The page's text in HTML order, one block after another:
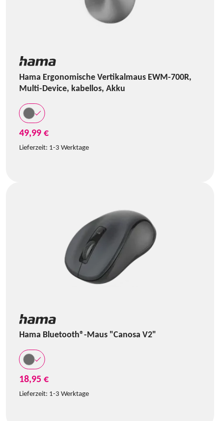
Hama Ergonomische Vertikalmaus EWM-700R,
Multi-Device, kabellos, Akku
49,99 €
Lieferzeit: 1-3 Werktage
Hama Bluetooth®-Maus "Canosa V2"
18,95 €
Lieferzeit: 1-3 Werktage